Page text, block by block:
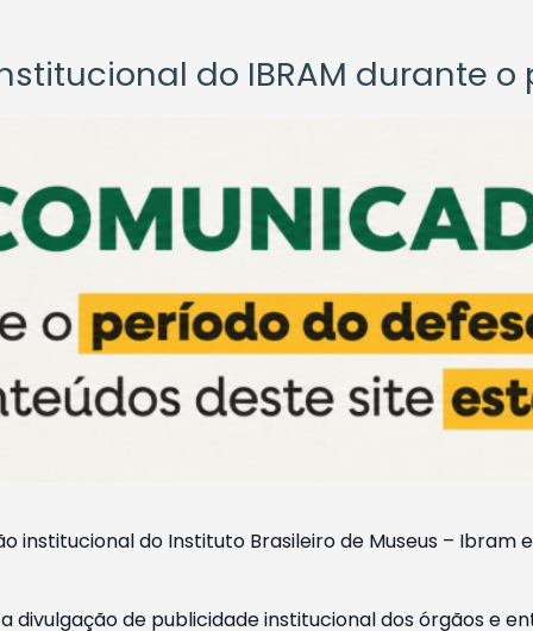
do IBRAM durante
institucional do Instituto Brasileiro de Museus –
divulgação de publicidade institucional dos órgãos e